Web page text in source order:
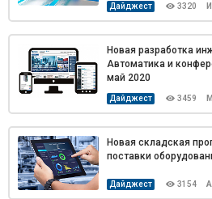
Дайджест 3320
Дайджест 3459
Новая разработка
Автоматика и
май 2020
Дайджест 3154
Новая складская
поставки